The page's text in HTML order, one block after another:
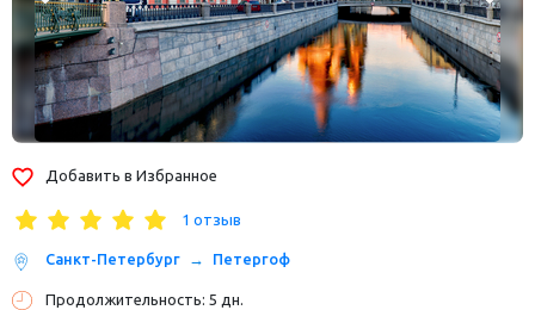
Добавить в Избранное
1 отзыв
Санкт-Петербург Петергоф
Продолжительность: 5 дн.